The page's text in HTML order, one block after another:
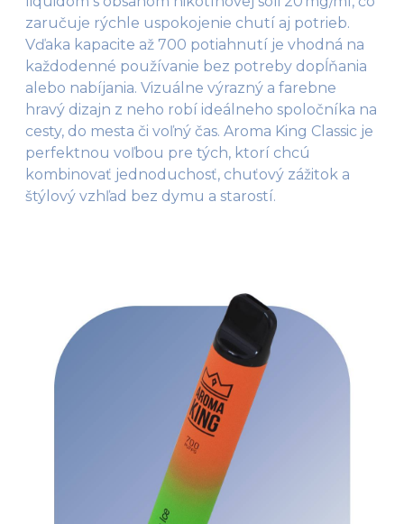
zaručuje rýchle uspokojenie chutí aj potrieb.
Vďaka kapacite až 700 potiahnutí je vhodná na
každodenné používanie bez potreby dopĺňania
alebo nabíjania. Vizuálne výrazný a farebne
hravý dizajn z neho robí ideálneho spoločníka na
cesty, do mesta či voľný čas. Aroma King Classic je
perfektnou voľbou pre tých, ktorí chcú
kombinovať jednoduchosť, chuťový zážitok a
štýlový vzhľad bez dymu a starostí.